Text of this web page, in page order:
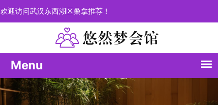
欢迎访问武汉东西湖区桑拿推荐！